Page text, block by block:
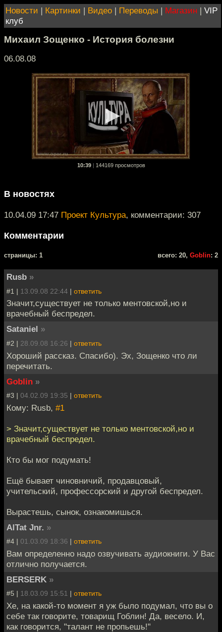
Новости | Картинки | Видео | Переводы | Магазин | VIP
клуб
Михаил Зощенко - История болезни
06.08.08
10:39 144169 просмотров
В новостях
10.04.09 17:47 Проект Культура, комментарии: 307
Комментарии
cтраницы: 1 всего: 20, Goblin: 2
Rusb »
#1 | 13.09.08 22:44 | ответить
Значит,существует не только ментовской,но и
врачебный беспредел.
Sataniel »
#2 | 28.09.08 16:26 | ответить
Хороший рассказ. Спасибо). Эх, Зощенко что ли
перечитать.
Goblin »
#3 | 04.02.09 19:35 | ответить
Кому: Rusb, #1
> Значит,существует не только ментовской,но и
врачебный беспредел.
Кто бы мог подумать!
Ещё бывает чиновничий, продавцовый,
учительский, профессорский и другой беспредел.
Вырастешь, сынок, ознакомишься.
AlTat Jnr. »
#4 | 01.03.09 18:36 | ответить
Вам определенно надо озвучивать аудиокниги. У Вас
отлично получается.
BERSERK »
#5 | 18.03.09 15:51 | ответить
Хе, на какой-то момент я уж было подумал, что вы о
себе так говорите, товарищ Гоблин! Да, весело. И,
как говорится, "талант не пропьешь!"